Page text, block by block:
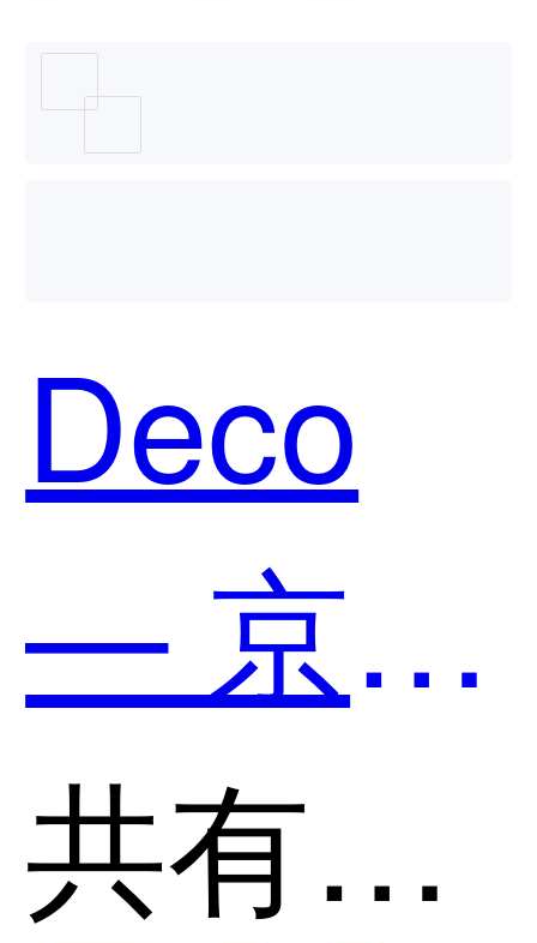
智码
哪个好
用？
Deco
— 京东
出品和
共有分类：开发者工具